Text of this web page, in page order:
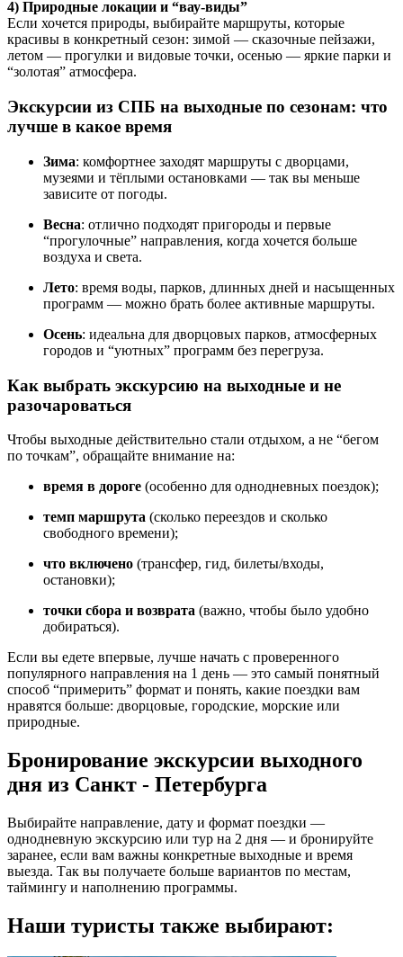
4) Природные локации и “вау-виды”
Если хочется природы, выбирайте маршруты, которые
красивы в конкретный сезон: зимой — сказочные пейзажи,
летом — прогулки и видовые точки, осенью — яркие парки и
“золотая” атмосфера.
Экскурсии из СПБ на выходные по сезонам: что
лучше в какое время
Зима: комфортнее заходят маршруты с дворцами,
музеями и тёплыми остановками — так вы меньше
зависите от погоды.
Весна: отлично подходят пригороды и первые
“прогулочные” направления, когда хочется больше
воздуха и света.
Лето: время воды, парков, длинных дней и насыщенных
программ — можно брать более активные маршруты.
Осень: идеальна для дворцовых парков, атмосферных
городов и “уютных” программ без перегруза.
Как выбрать экскурсию на выходные и не
разочароваться
Чтобы выходные действительно стали отдыхом, а не “бегом
по точкам”, обращайте внимание на:
время в дороге (особенно для однодневных поездок);
темп маршрута (сколько переездов и сколько
свободного времени);
что включено (трансфер, гид, билеты/входы,
остановки);
точки сбора и возврата (важно, чтобы было удобно
добираться).
Если вы едете впервые, лучше начать с проверенного
популярного направления на 1 день — это самый понятный
способ “примерить” формат и понять, какие поездки вам
нравятся больше: дворцовые, городские, морские или
природные.
Бронирование экскурсии выходного
дня из Санкт - Петербурга
Выбирайте направление, дату и формат поездки —
однодневную экскурсию или тур на 2 дня — и бронируйте
заранее, если вам важны конкретные выходные и время
выезда. Так вы получаете больше вариантов по местам,
таймингу и наполнению программы.
Наши туристы также выбирают: